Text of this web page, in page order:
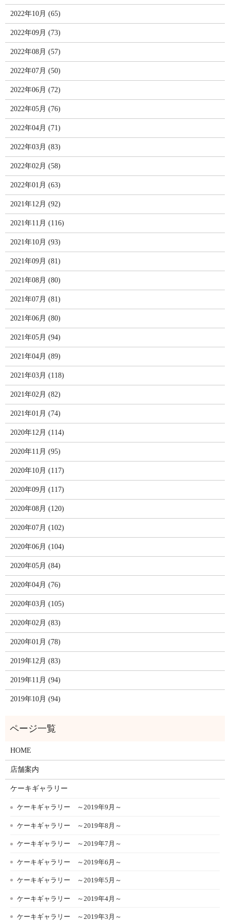
2022年10月 (65)
2022年09月 (73)
2022年08月 (57)
2022年07月 (50)
2022年06月 (72)
2022年05月 (76)
2022年04月 (71)
2022年03月 (83)
2022年02月 (58)
2022年01月 (63)
2021年12月 (92)
2021年11月 (116)
2021年10月 (93)
2021年09月 (81)
2021年08月 (80)
2021年07月 (81)
2021年06月 (80)
2021年05月 (94)
2021年04月 (89)
2021年03月 (118)
2021年02月 (82)
2021年01月 (74)
2020年12月 (114)
2020年11月 (95)
2020年10月 (117)
2020年09月 (117)
2020年08月 (120)
2020年07月 (102)
2020年06月 (104)
2020年05月 (84)
2020年04月 (76)
2020年03月 (105)
2020年02月 (83)
2020年01月 (78)
2019年12月 (83)
2019年11月 (94)
2019年10月 (94)
HOME
店舗案内
ケーキギャラリー
ケーキギャラリー ～2019年9月～
ケーキギャラリー ～2019年8月～
ケーキギャラリー ～2019年7月～
ケーキギャラリー ～2019年6月～
ケーキギャラリー ～2019年5月～
ケーキギャラリー ～2019年4月～
ケーキギャラリー ～2019年3月～